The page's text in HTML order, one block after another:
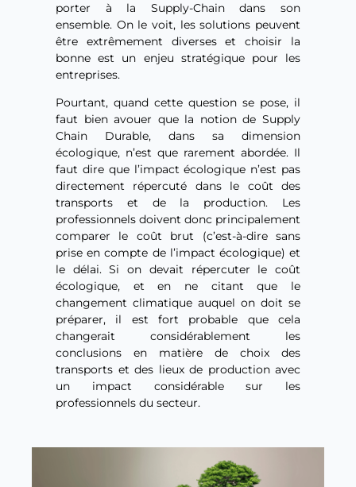
porter à la Supply-Chain dans son
ensemble. On le voit, les solutions peuvent
être extrêmement diverses et choisir la
bonne est un enjeu stratégique pour les
entreprises.
Pourtant, quand cette question se pose, il
faut bien avouer que la notion de Supply
Chain Durable, dans sa dimension
écologique, n’est que rarement abordée. Il
faut dire que l’impact écologique n’est pas
directement répercuté dans le coût des
transports et de la production. Les
professionnels doivent donc principalement
comparer le coût brut (c’est-à-dire sans
prise en compte de l’impact écologique) et
le délai. Si on devait répercuter le coût
écologique, et en ne citant que le
changement climatique auquel on doit se
préparer, il est fort probable que cela
changerait considérablement les
conclusions en matière de choix des
transports et des lieux de production avec
un impact considérable sur les
professionnels du secteur.